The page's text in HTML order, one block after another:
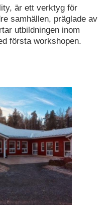
är ett verktyg för
samhällen, präglade av
utbildningen inom
första workshopen.